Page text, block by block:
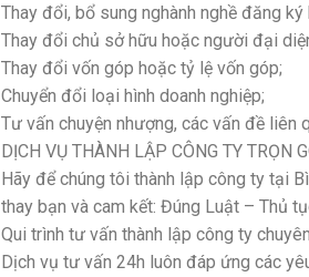
Thay đổi, bổ sung nghành nghề đăng ký
Thay đổi chủ sở hữu hoặc người đại
Thay đổi vốn góp hoặc tỷ lệ vốn góp;
Chuyển đổi loại hình doanh nghiệp;
Tư vấn chuyện nhượng, các vấn đề liên
DỊCH VỤ THÀNH LẬP CÔNG TY TRỌN
Hãy để chúng tôi thành lập công ty tại
thay bạn và cam kết: Đúng Luật – Thủ
Qui trình tư vấn thành lập công ty
Dịch vụ tư vấn 24h luôn đáp ứng các